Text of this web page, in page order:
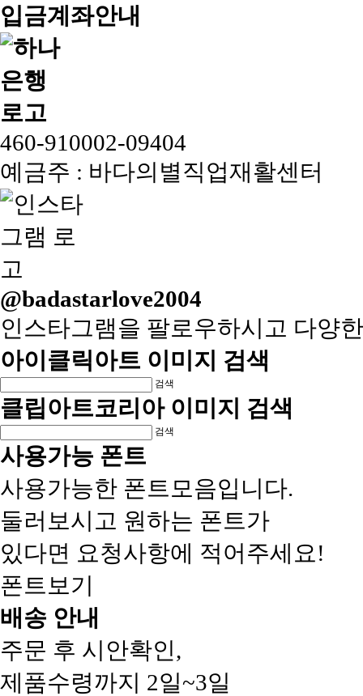
입금계좌안내
460-910002-09404
예금주 : 바다의별직업재활센터
@badastarlove2004
인스타그램을 팔로우하시고 다양
아이클릭아트 이미지 검색
검색
클립아트코리아 이미지 검색
검색
사용가능 폰트
사용가능한 폰트모음입니다.
둘러보시고 원하는 폰트가
있다면 요청사항에 적어주세요!
폰트보기
배송 안내
주문 후 시안확인,
제품수령까지 2일~3일